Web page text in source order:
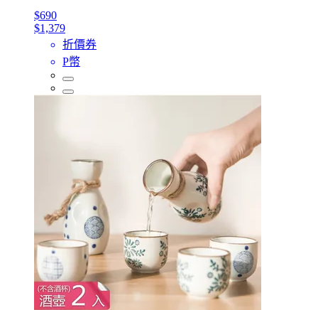
$690
$1,379
折價券
P幣